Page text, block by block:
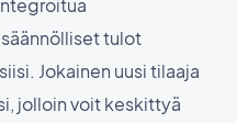
tulot
Jokainen uusi tilaaja
jolloin voit keskittyä